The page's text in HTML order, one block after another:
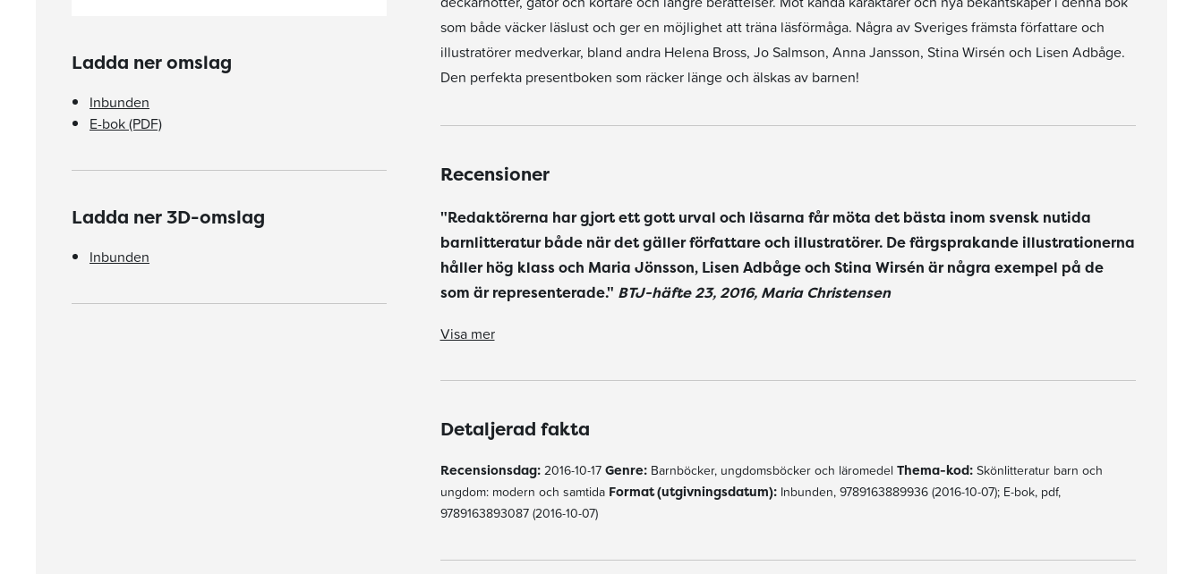
Ladda ner omslag
Inbunden
E-bok (PDF)
Ladda ner 3D-omslag
Inbunden
som både väcker läslust och ger en möjlighet att träna läsförmåga. Några av Sveriges främsta författare och
illustratörer medverkar, bland andra Helena Bross, Jo Salmson, Anna Jansson, Stina Wirsén och Lisen Adbåge.
Den perfekta presentboken som räcker länge och älskas av barnen!
Recensioner
"Redaktörerna har gjort ett gott urval och läsarna får möta det bästa inom svensk nutida
barnlitteratur både när det gäller författare och illustratörer. De färgsprakande illustrationerna
håller hög klass och Maria Jönsson, Lisen Adbåge och Stina Wirsén är några exempel på de
som är representerade." BTJ-häfte 23, 2016, Maria Christensen
Visa mer
Detaljerad fakta
Recensionsdag:2016-10-17 Genre:Barnböcker, ungdomsböcker och läromedel Thema-kod:Skönlitteratur barn och
ungdom: modern och samtida Format (utgivningsdatum):Inbunden, 9789163889936 (2016-10-07); E-bok, pdf,
9789163893087 (2016-10-07)